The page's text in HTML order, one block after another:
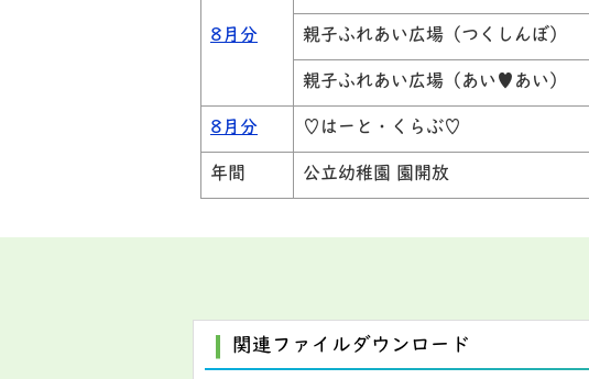
8月分 親子ふれあい広場（つくしんぼ）
親子ふれあい広場（あい♥あい）
8月分 ♡はーと・くらぶ♡
年間 公立幼稚園 園開放
関連ファイルダウンロード